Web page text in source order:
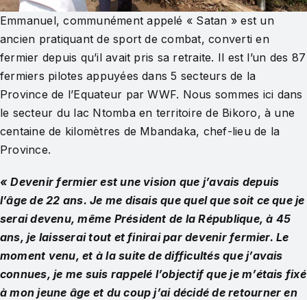
Emmanuel, communément appelé « Satan » est un
ancien pratiquant de sport de combat, converti en
fermier depuis qu’il avait pris sa retraite. Il est l’un des 87
fermiers pilotes appuyées dans 5 secteurs de la
Province de l’Equateur par WWF. Nous sommes ici dans
le secteur du lac Ntomba en territoire de Bikoro, à une
centaine de kilomètres de Mbandaka, chef-lieu de la
Province.
« Devenir fermier est une vision que j’avais depuis
l’âge de 22 ans. Je me disais que quel que soit ce que je
serai devenu, même Président de la République, à 45
ans, je laisserai tout et finirai par devenir fermier. Le
moment venu, et à la suite de difficultés que j’avais
connues, je me suis rappelé l’objectif que je m’étais fixé
à mon jeune âge et du coup j’ai décidé de retourner en